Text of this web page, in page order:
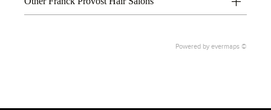
Powered by evermaps ©